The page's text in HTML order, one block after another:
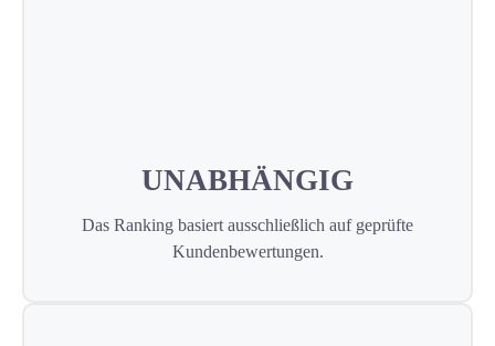
UNABHÄNGIG
Das Ranking basiert ausschließlich auf geprüfte
Kundenbewertungen.